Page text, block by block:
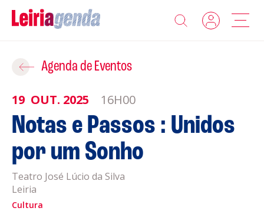
Agenda
Sobre a Leiriagenda
Promotores
Clubes Desportivos
Contactos
Agenda de Eventos
19 OUT. 2025 16H00
Notas e Passos : Unidos
por um Sonho
Teatro José Lúcio da Silva
Leiria
Cultura
Adicionar ao Roteiro
ROTEIROS EXISTENTES
CRIAR NOVO